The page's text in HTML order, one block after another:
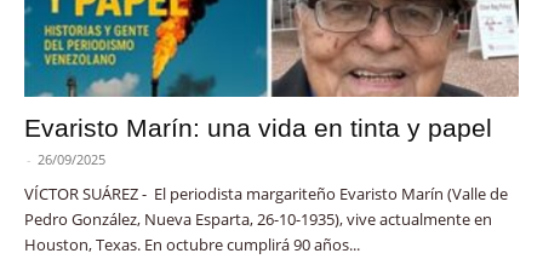
Evaristo Marín: una vida en tinta y papel
- 26/09/2025
VÍCTOR SUÁREZ - El periodista margariteño Evaristo Marín (Valle de
Pedro González, Nueva Esparta, 26-10-1935), vive actualmente en
Houston, Texas. En octubre cumplirá 90 años...